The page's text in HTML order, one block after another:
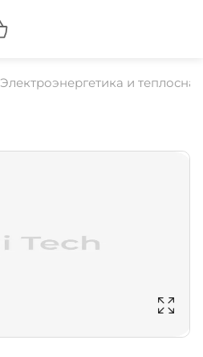
Электроэнергетика и